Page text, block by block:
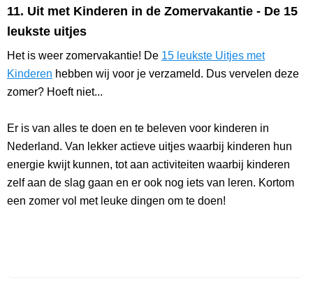
11. Uit met Kinderen in de Zomervakantie - De 15
leukste uitjes
Het is weer zomervakantie! De 15 leukste Uitjes met
Kinderen hebben wij voor je verzameld. Dus vervelen deze
zomer? Hoeft niet...
Er is van alles te doen en te beleven voor kinderen in
Nederland. Van lekker actieve uitjes waarbij kinderen hun
energie kwijt kunnen, tot aan activiteiten waarbij kinderen
zelf aan de slag gaan en er ook nog iets van leren. Kortom
een zomer vol met leuke dingen om te doen!